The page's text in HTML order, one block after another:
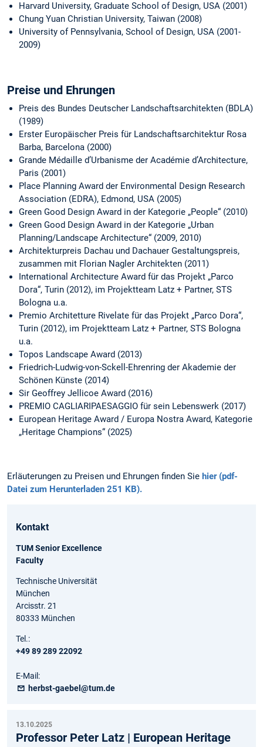
Harvard University, Graduate School of Design, USA (2001)
Chung Yuan Christian University, Taiwan (2008)
University of Pennsylvania, School of Design, USA (2001-
2009)
Preise und Ehrungen
Preis des Bundes Deutscher Landschaftsarchitekten (BDLA)
(1989)
Erster Europäischer Preis für Landschaftsarchitektur Rosa
Barba, Barcelona (2000)
Grande Médaille d’Urbanisme der Académie d’Architecture,
Paris (2001)
Place Planning Award der Environmental Design Research
Association (EDRA), Edmond, USA (2005)
Green Good Design Award in der Kategorie „People“ (2010)
Green Good Design Award in der Kategorie „Urban
Planning/Landscape Architecture“ (2009, 2010)
Architekturpreis Dachau und Dachauer Gestaltungspreis,
zusammen mit Florian Nagler Architekten (2011)
International Architecture Award für das Projekt „Parco
Dora“, Turin (2012), im Projektteam Latz + Partner, STS
Bologna u.a.
Premio Architetture Rivelate für das Projekt „Parco Dora“,
Turin (2012), im Projektteam Latz + Partner, STS Bologna
u.a.
Topos Landscape Award (2013)
Friedrich-Ludwig-von-Sckell-Ehrenring der Akademie der
Schönen Künste (2014)
Sir Geoffrey Jellicoe Award (2016)
PREMIO CAGLIARIPAESAGGIO für sein Lebenswerk (2017)
European Heritage Award / Europa Nostra Award, Kategorie
„Heritage Champions“ (2025)
Erläuterungen zu Preisen und Ehrungen finden Sie hier (pdf-
Datei zum Herunterladen 251 KB).
Kontakt
TUM Senior Excellence
Faculty
Technische Universität
München
Arcisstr. 21
80333 München
Tel.:
+49 89 289 22092
E-Mail:
herbst-gaebel@tum.de
13.10.2025
Professor Peter Latz | European Heritage